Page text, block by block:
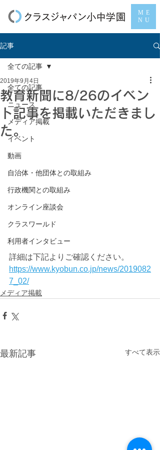
ME
NU
記事
全ての記事
ニュース
メディア掲載
イベント
動画
自治体・他団体との取組み
行政機関との取組み
オンライン座談会
クラスワールド
利用者インタビュー
全ての記事
教育新聞に8/26のイベン
ト記事を掲載いただきまし
た。
2019年9月4日
詳細は下記よりご確認ください。
https://www.kyobun.co.jp/news/2019082
7_02/
メディア掲載
最新記事 すべて表示